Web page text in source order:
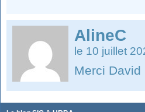
AlineC
le 10 juillet
Merci David